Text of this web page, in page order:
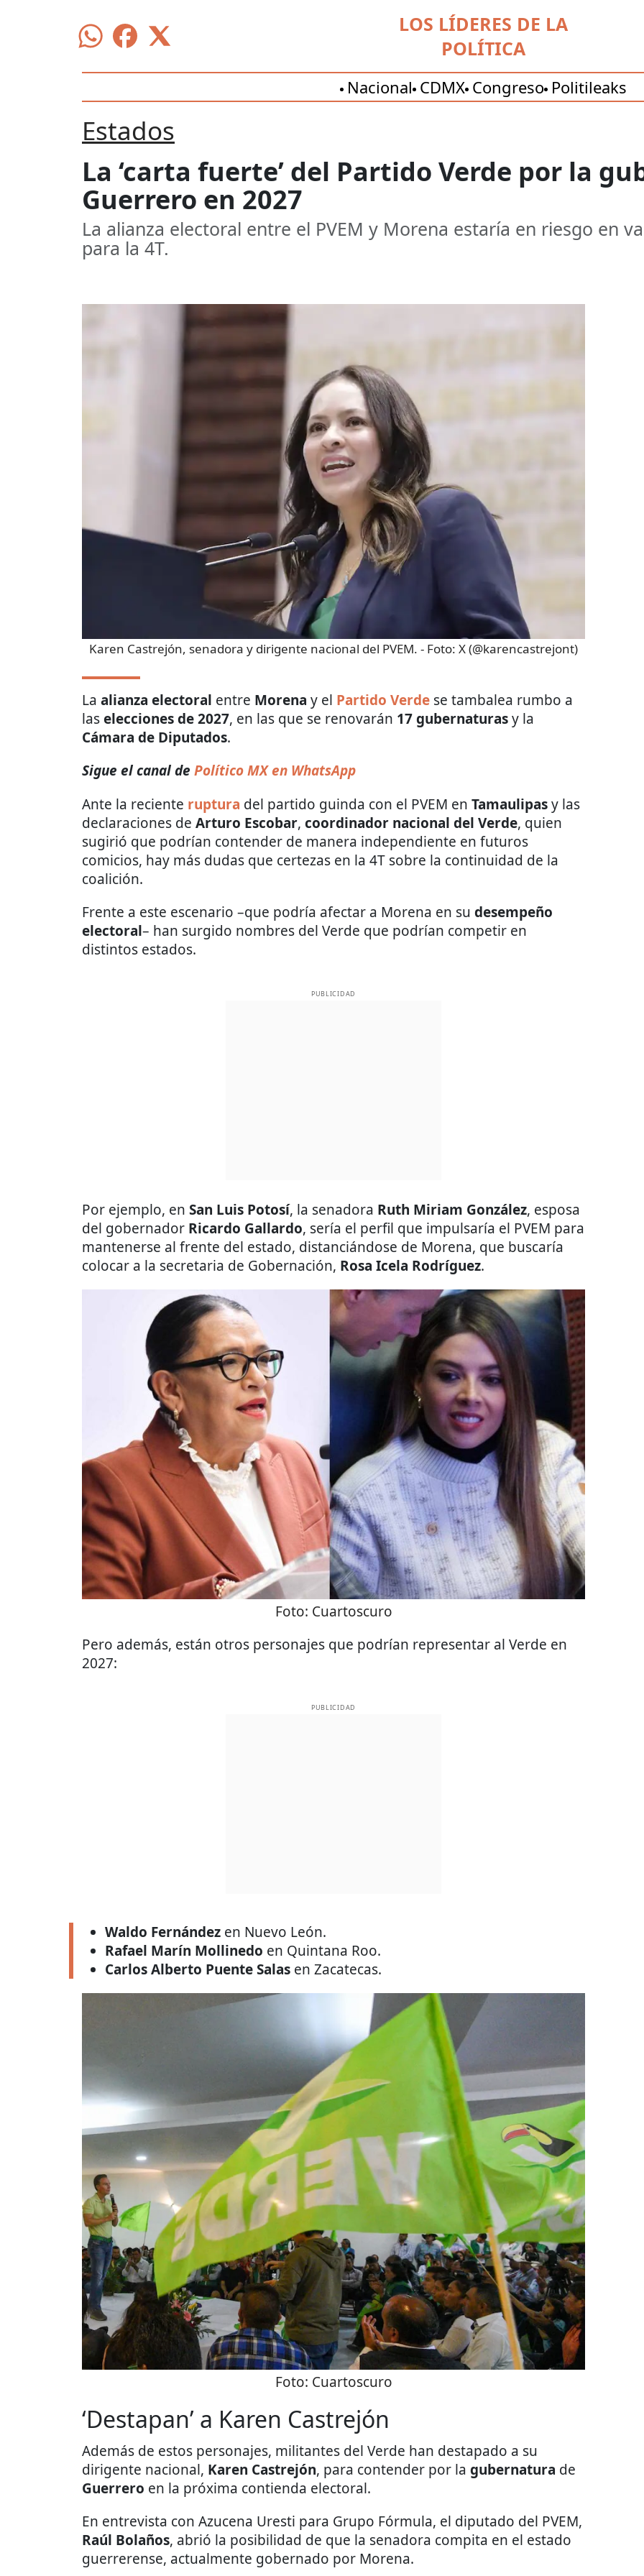
LOS LÍDERES DE LA
POLÍTICA
Nacional CDMX Congreso Politileaks
Estados
La ‘carta fuerte’ del Partido Verde por la
Guerrero en 2027
La alianza electoral entre el PVEM y Morena estaría en riesgo en
para la 4T.
Karen Castrejón, senadora y dirigente nacional del PVEM. - Foto: X (@karencastrejont)
La alianza electoral entre Morena y el Partido Verde se tambalea rumbo a
laselecciones de 2027, en las que se renovarán 17 gubernaturasy la
Cámara de Diputados.
Sigue el canal de Político MX en WhatsApp
Ante la reciente ruptura del partido guinda con el PVEM en Tamaulipasy las
declaraciones de Arturo Escobar, coordinador nacional del Verde, quien
sugirió que podrían contender de manera independiente en futuros
comicios, hay más dudas que certezas en la 4T sobre la continuidad de la
coalición.
Frente a este escenario –que podría afectar a Morena en su desempeño
electoral– han surgido nombres del Verde que podrían competir en
distintos estados.
PUBLICIDAD
Por ejemplo, en San Luis Potosí, la senadora Ruth Miriam González, esposa
del gobernador Ricardo Gallardo, sería el perfil que impulsaría el PVEM para
mantenerse al frente del estado, distanciándose de Morena, que buscaría
colocar a la secretaria de Gobernación, Rosa Icela Rodríguez.
Foto: Cuartoscuro
Pero además, están otros personajes que podrían representar al Verde en
2027:
PUBLICIDAD
Waldo Fernández en Nuevo León.
Rafael Marín Mollinedo en Quintana Roo.
Carlos Alberto Puente Salas en Zacatecas.
Foto: Cuartoscuro
‘Destapan’ a Karen Castrejón
Además de estos personajes, militantes del Verde han destapado a su
dirigente nacional, Karen Castrejón, para contender por la gubernatura de
Guerrero en la próxima contienda electoral.
En entrevista con Azucena Uresti para Grupo Fórmula, el diputado del PVEM,
Raúl Bolaños, abrió la posibilidad de que la senadora compita en el estado
guerrerense, actualmente gobernado por Morena.